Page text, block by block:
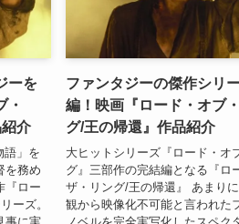
ーを
・
介
語」を
を務め
『ロー
ーズ。
ファンタジーの傑作シリ
編！映画『ロード・オブ
グ/王の帰還』作品紹介
大ヒットシリーズ『ロード・オ
グ』三部作の完結編となる『ロ
ザ・リング/王の帰還』 あまり
観から映像化不可能と言われた